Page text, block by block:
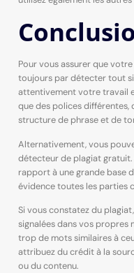
Pour vous assurer que
toujours par détecter tout
attentivement votre travail
que des polices différentes,
structure de phrase et de
Alternativement, vous
détecteur de plagiat
rapport à une grande base
évidence toutes les parties
Si vous constatez du
signalées dans vos propres
trop de mots similaires à
attribuez du crédit à la
ou du contenu.